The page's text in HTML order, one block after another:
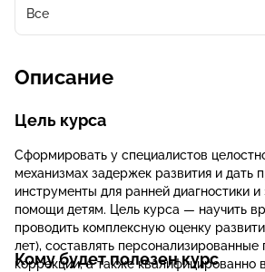
Все
Описание
Цель курса
Сформировать у специалистов
механизмах задержек развития и дать
инструменты для ранней диагностики
помощи детям. Цель курса — научить
проводить комплексную оценку
лет), составлять персонализированные
коррекции, а также квалифицированно
Кому будет полезен курс